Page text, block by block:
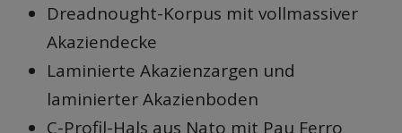
Dreadnought-Korpus mit vollmassiver
Akaziendecke
Laminierte Akazienzargen und
laminierter Akazienboden
C-Profil-Hals aus Nato mit Pau Ferro